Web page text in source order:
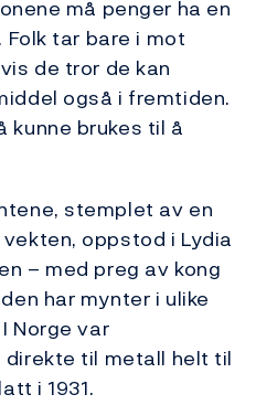
må penger ha en
tar bare i mot
de tror de kan
også i fremtiden.
kunne brukes til å
stemplet av en
oppstod i Lydia
– med preg av kong
har mynter i ulike
Norge var
til metall helt til
i 1931.